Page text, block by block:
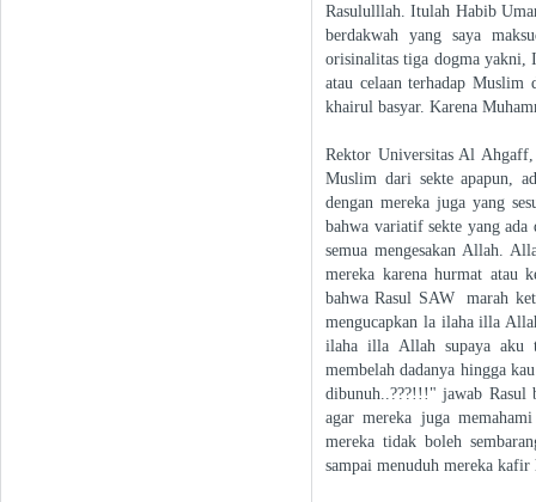
Rasululllah. Itulah Habib
berdakwah yang saya
orisinalitas tiga dogma yakni,
atau celaan terhadap Muslim
khairul basyar. Karena
Rektor Universitas Al
Muslim dari sekte apapun,
dengan mereka juga yang
bahwa variatif sekte yang
semua mengesakan Allah.
mereka karena hurmat atau
bahwa Rasul SAW marah
mengucapkan la ilaha illa
ilaha illa Allah supaya aku
membelah dadanya hingga
dibunuh..???!!!" jawab Rasul
agar mereka juga
mereka tidak boleh
sampai menuduh mereka